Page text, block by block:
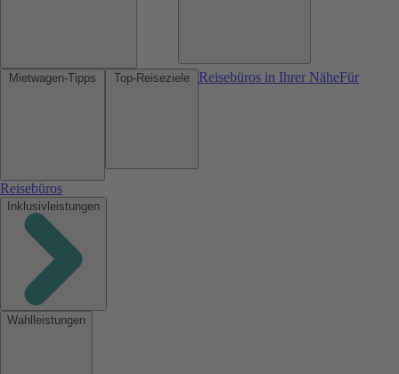
Reisebüros in Ihrer NäheFür
Reisebüros
Inklusivleistungen
Wahlleistungen